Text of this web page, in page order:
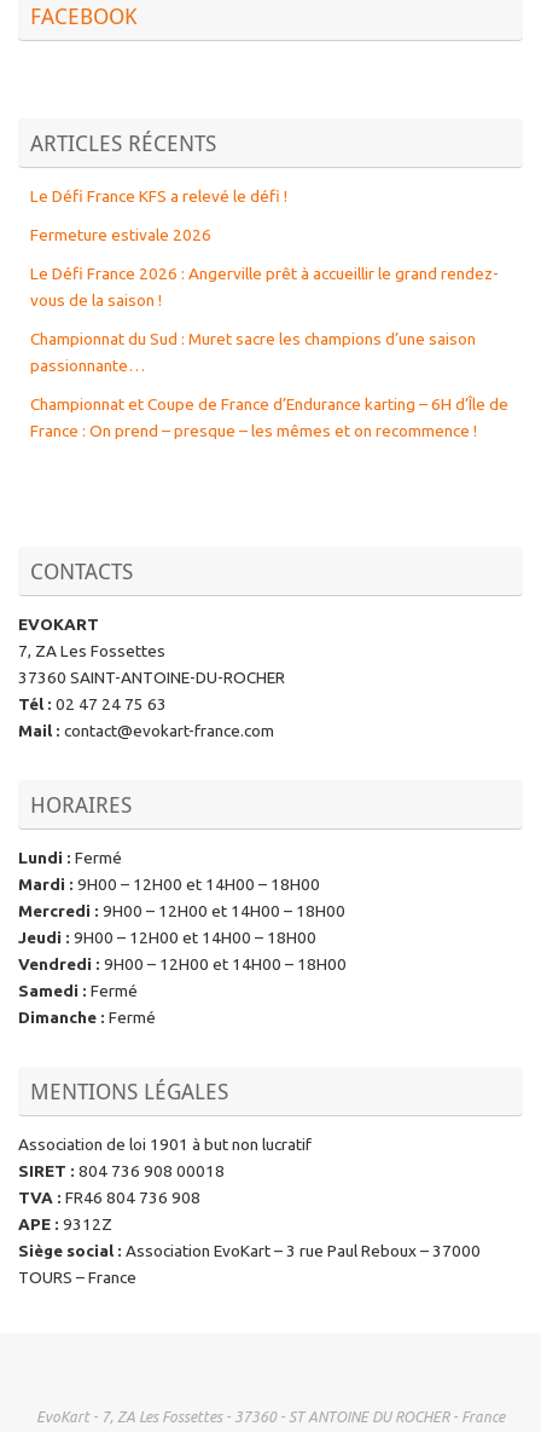
FACEBOOK
ARTICLES RÉCENTS
Le Défi France KFS a relevé le défi !
Fermeture estivale 2026
Le Défi France 2026 : Angerville prêt à accueillir le grand rendez-
vous de la saison !
Championnat du Sud : Muret sacre les champions d’une saison
passionnante…
Championnat et Coupe de France d’Endurance karting – 6H d’Île de
France : On prend – presque – les mêmes et on recommence !
CONTACTS
EVOKART
7, ZA Les Fossettes
37360 SAINT-ANTOINE-DU-ROCHER
Tél : 02 47 24 75 63
Mail : contact@evokart-france.com
HORAIRES
Lundi : Fermé
Mardi : 9H00 – 12H00 et 14H00 – 18H00
Mercredi : 9H00 – 12H00 et 14H00 – 18H00
Jeudi : 9H00 – 12H00 et 14H00 – 18H00
Vendredi : 9H00 – 12H00 et 14H00 – 18H00
Samedi : Fermé
Dimanche : Fermé
MENTIONS LÉGALES
Association de loi 1901 à but non lucratif
SIRET : 804 736 908 00018
TVA : FR46 804 736 908
APE : 9312Z
Siège social : Association EvoKart – 3 rue Paul Reboux – 37000
TOURS – France
EvoKart - 7, ZA Les Fossettes - 37360 - ST ANTOINE DU ROCHER - France